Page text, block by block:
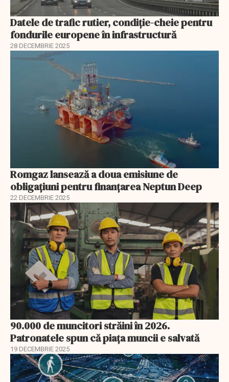
Datele de trafic rutier, condiție-cheie pentru
fondurile europene în infrastructură
28 DECEMBRIE 2025
Romgaz lansează a doua emisiune de
obligațiuni pentru finanțarea Neptun Deep
22 DECEMBRIE 2025
90.000 de muncitori străini în 2026.
Patronatele spun că piața muncii e salvată
19 DECEMBRIE 2025